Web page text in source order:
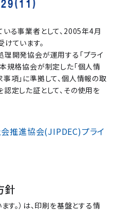
る事業者として、2005年4月
ています。
開発協会が運用する「プライ
規格協会が制定した「個人情
項」に準拠して、個人情報の取
定した証として、その使用を
推進協会(JIPDEC)プライ
針
す。）は、印刷を基盤とする情